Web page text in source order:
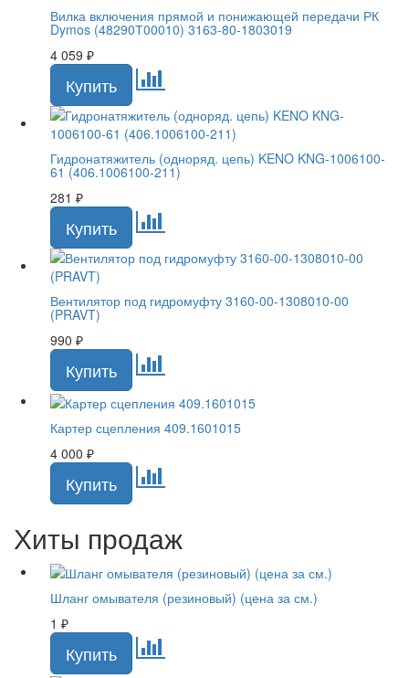
Вилка включения прямой и понижающей передачи РК
Dymos (48290Т00010) 3163-80-1803019
4 059 ₽
Гидронатяжитель (одноряд. цепь) KENO KNG-1006100-
61 (406.1006100-211)
281 ₽
Вентилятор под гидромуфту 3160-00-1308010-00
(PRAVT)
990 ₽
Картер сцепления 409.1601015
4 000 ₽
Хиты продаж
Шланг омывателя (резиновый) (цена за см.)
1 ₽